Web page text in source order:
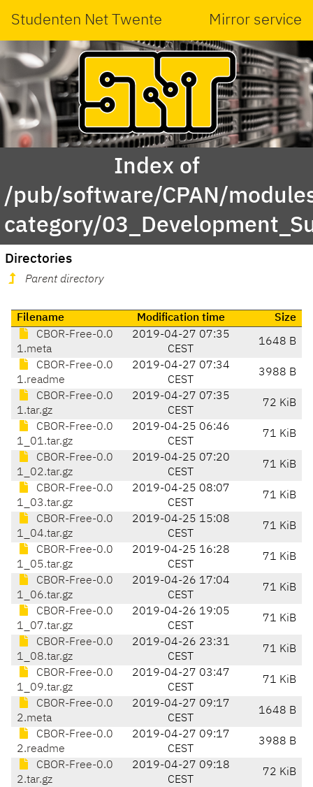
Studenten Net Twente Mirror service
Index of
/pub/software/CPAN/
category/
Directories
Parent directory
Filename Modification time
Size
CBOR-Free-0.0
1.meta
2019-04-27 07:35
CEST
1648 B
CBOR-Free-0.0
1.readme
2019-04-27 07:34
CEST
3988 B
CBOR-Free-0.0
1.tar.gz
2019-04-27 07:35
CEST
72 KiB
CBOR-Free-0.0
1_01.tar.gz
2019-04-25 06:46
CEST
71 KiB
CBOR-Free-0.0
1_02.tar.gz
2019-04-25 07:20
CEST
71 KiB
CBOR-Free-0.0
1_03.tar.gz
2019-04-25 08:07
CEST
71 KiB
CBOR-Free-0.0
1_04.tar.gz
2019-04-25 15:08
CEST
71 KiB
CBOR-Free-0.0
1_05.tar.gz
2019-04-25 16:28
CEST
71 KiB
CBOR-Free-0.0
1_06.tar.gz
2019-04-26 17:04
CEST
71 KiB
CBOR-Free-0.0
1_07.tar.gz
2019-04-26 19:05
CEST
71 KiB
CBOR-Free-0.0
1_08.tar.gz
2019-04-26 23:31
CEST
71 KiB
CBOR-Free-0.0
1_09.tar.gz
2019-04-27 03:47
CEST
71 KiB
CBOR-Free-0.0
2.meta
2019-04-27 09:17
CEST
1648 B
CBOR-Free-0.0
2.readme
2019-04-27 09:17
CEST
3988 B
CBOR-Free-0.0
2.tar.gz
2019-04-27 09:18
CEST
72 KiB